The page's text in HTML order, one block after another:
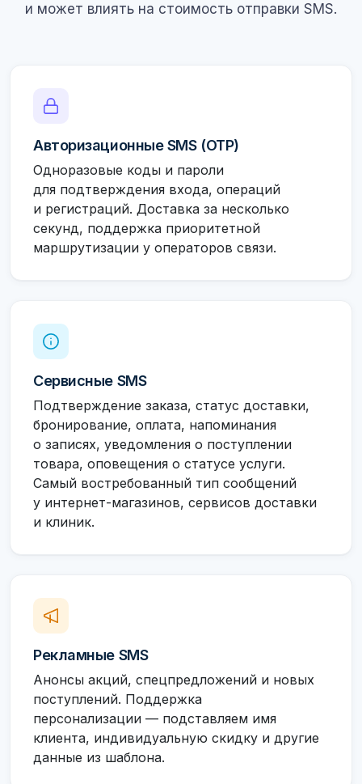
и может влиять на стоимость отправки SMS.
Авторизационные SMS (OTP)
Одноразовые коды и пароли
для подтверждения входа, операций
и регистраций. Доставка за несколько
секунд, поддержка приоритетной
маршрутизации у операторов связи.
Сервисные SMS
Подтверждение заказа, статус доставки,
бронирование, оплата, напоминания
о записях, уведомления о поступлении
товара, оповещения о статусе услуги.
Самый востребованный тип сообщений
у интернет-магазинов, сервисов доставки
и клиник.
Рекламные SMS
Анонсы акций, спецпредложений и новых
поступлений. Поддержка
персонализации — подставляем имя
клиента, индивидуальную скидку и другие
данные из шаблона.